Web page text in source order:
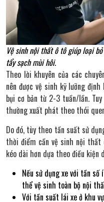
Vệ sinh nội thất ô tô giúp loại
tẩy sạch mùi hôi.
Theo lời khuyên của các
nên được vệ sinh kỹ lưỡng
bụi cơ bản từ 2-3 tuần/lần.
thường xuất phát theo thói
Do đó, tùy theo tần suất sử
thời điểm cần vệ sinh nội
kéo dài hơn dựa theo điều kiện
Nếu sử dụng xe với tần
thể vệ sinh toàn bộ nội
Với tần suất lái xe ở khu